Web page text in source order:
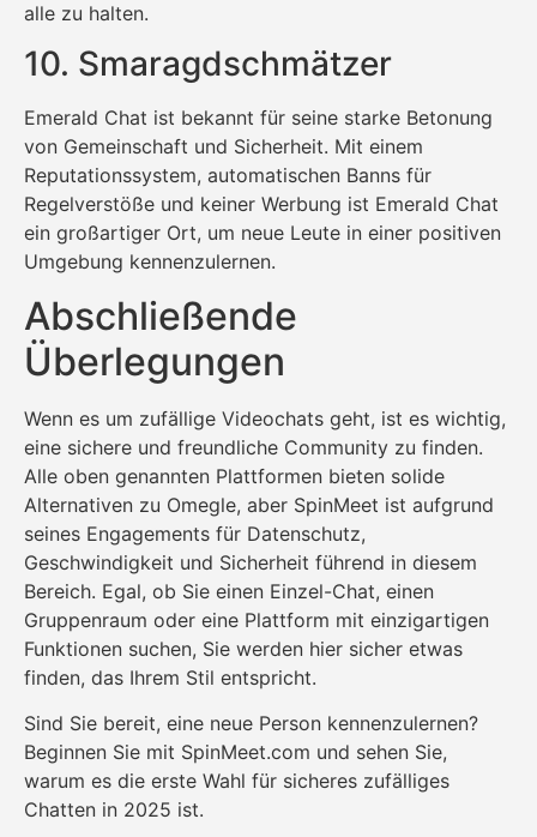
alle zu halten.
10. Smaragdschmätzer
Emerald Chat ist bekannt für seine starke Betonung
von Gemeinschaft und Sicherheit. Mit einem
Reputationssystem, automatischen Banns für
Regelverstöße und keiner Werbung ist Emerald Chat
ein großartiger Ort, um neue Leute in einer positiven
Umgebung kennenzulernen.
Abschließende
Überlegungen
Wenn es um zufällige Videochats geht, ist es wichtig,
eine sichere und freundliche Community zu finden.
Alle oben genannten Plattformen bieten solide
Alternativen zu Omegle, aber SpinMeet ist aufgrund
seines Engagements für Datenschutz,
Geschwindigkeit und Sicherheit führend in diesem
Bereich. Egal, ob Sie einen Einzel-Chat, einen
Gruppenraum oder eine Plattform mit einzigartigen
Funktionen suchen, Sie werden hier sicher etwas
finden, das Ihrem Stil entspricht.
Sind Sie bereit, eine neue Person kennenzulernen?
Beginnen Sie mit SpinMeet.com und sehen Sie,
warum es die erste Wahl für sicheres zufälliges
Chatten in 2025 ist.